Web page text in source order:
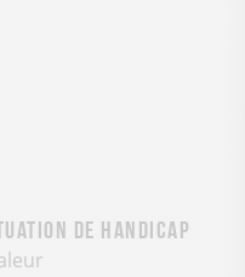
de handicap